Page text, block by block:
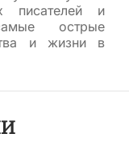
писателей и
острые
и жизни в